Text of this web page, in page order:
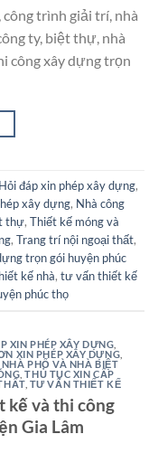
trình giải trí, nhà
ty, biệt thự, nhà
công xây dựng trọn
Hỏi đáp xin phép xây dựng,
xây dựng, Nhà công
thự, Thiết kế móng và
, Trang trí nội ngoại thất,
trọn gói huyện phúc
kế nhà, tư vấn thiết kế
phúc thọ
XIN PHÉP XÂY DỰNG
XIN PHÉP XÂY DỰNG
NHÀ PHỐ VÀ NHÀ BIỆT
,THỦ TỤC XIN CẤP
, TƯ VẤN THIẾT KẾ
kế và thi công
Gia Lâm